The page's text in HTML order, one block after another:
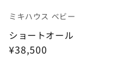
ミキハウス ベビー
ショートオール
¥38,500